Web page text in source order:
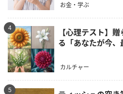
お金・学ぶ
4
【心理テスト】
る「あなたが今、
カルチャー
5